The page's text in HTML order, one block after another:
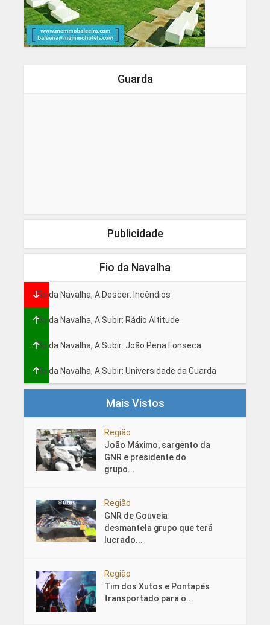
Guarda
Publicidade
Fio da Navalha
Fio da Navalha, A Descer: Incêndios
Fio da Navalha, A Subir: Rádio Altitude
Fio da Navalha, A Subir: João Pena Fonseca
Fio da Navalha, A Subir: Universidade da Guarda
Mais Vistos
Região
João Máximo, sargento da
GNR e presidente do
grupo...
Região
GNR de Gouveia
desmantela grupo que terá
lucrado...
Região
Tim dos Xutos e Pontapés
transportado para o...